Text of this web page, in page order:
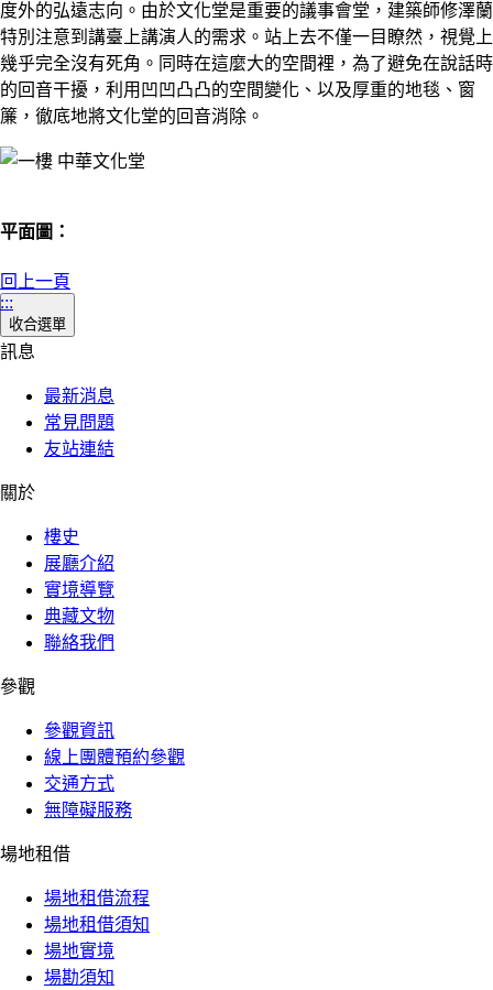
度外的弘遠志向。由於文化堂是重要的議事會堂，建築師修澤蘭
特別注意到講臺上講演人的需求。站上去不僅一目瞭然，視覺上
幾乎完全沒有死角。同時在這麼大的空間裡，為了避免在說話時
的回音干擾，利用凹凹凸凸的空間變化、以及厚重的地毯、窗
簾，徹底地將文化堂的回音消除。
平面圖：
回上一頁
:::
收合選單
訊息
最新消息
常見問題
友站連結
關於
樓史
展廳介紹
實境導覽
典藏文物
聯絡我們
參觀
參觀資訊
線上團體預約參觀
交通方式
無障礙服務
場地租借
場地租借流程
場地租借須知
場地實境
場勘須知